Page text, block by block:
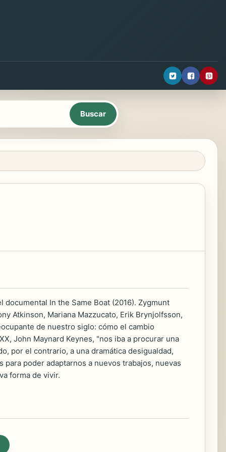
In the Same Boat (2016). Zygmunt
Atkinson, Mariana Mazzucato, Erik Brynjolfsson,
de nuestro siglo: cómo el cambio
John Maynard Keynes, "nos iba a procurar una
por el contrario, a una dramática desigualdad,
poder adaptarnos a nuevos trabajos, nuevas
forma de vivir.